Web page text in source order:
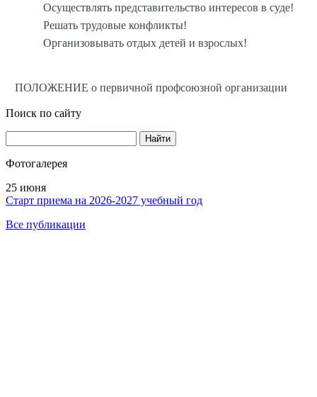
Осуществлять представительство интересов в суде!
Решать трудовые конфликты!
Организовывать отдых детей и взрослых!
ПОЛОЖЕНИЕ о первичной профсоюзной организации
Поиск по сайту
Найти
Фотогалерея
25 июня
Старт приема на 2026-2027 учебный год
Все публикации